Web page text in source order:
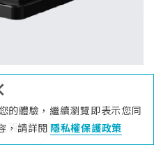
的體驗，繼續瀏覽即表示您同
，請詳閱 隱私權保護政策
頁